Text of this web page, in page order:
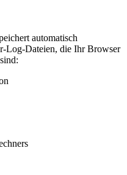
automatisch
Log-Dateien, die Ihr Browser